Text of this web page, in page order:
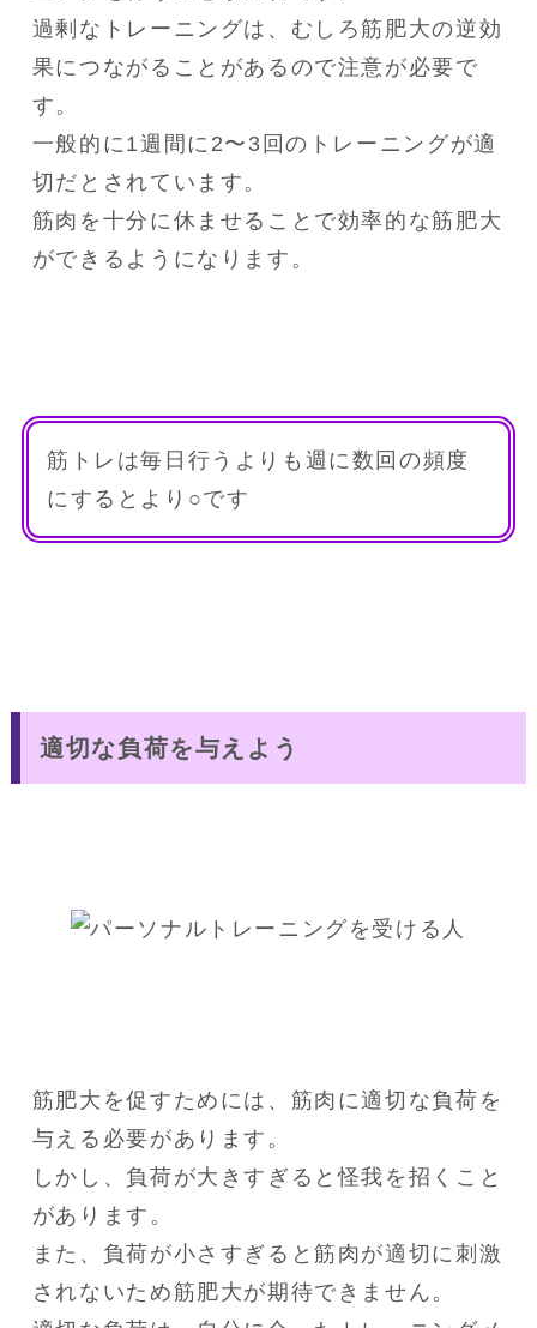
過剰なトレーニングは、むしろ筋肥大の逆効
果につながることがあるので注意が必要で
す。
一般的に1週間に2〜3回のトレーニングが適
切だとされています。
筋肉を十分に休ませることで効率的な筋肥大
ができるようになります。
筋トレは毎日行うよりも週に数回の頻度
にするとより○です
適切な負荷を与えよう
筋肥大を促すためには、筋肉に適切な負荷を
与える必要があります。
しかし、負荷が大きすぎると怪我を招くこと
があります。
また、負荷が小さすぎると筋肉が適切に刺激
されないため筋肥大が期待できません。